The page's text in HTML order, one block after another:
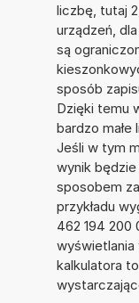
liczbę, tutaj
urządzeń,
są
sposób
Dzięki temu
bardzo
Jeśli w tym
wynik
sposobem
przykładu
462 194 200
wyświetlania
kalkulatora